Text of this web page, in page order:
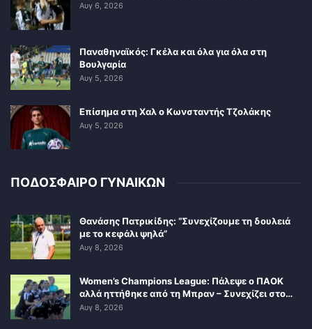
Αυγ 6, 2026
Παναθηναϊκός: Γκέλα και όλα για όλα στη
Βουλγαρία
Αυγ 5, 2026
Επίσημα στη Χαλ ο Κωνσταντής Τζολάκης
Αυγ 5, 2026
ΠΟΔΟΣΦΑΙΡΟ ΓΥΝΑΙΚΩΝ
Θανάσης Πατρικίδης: “Συνεχίζουμε τη δουλειά
με το κεφάλι ψηλά”
Αυγ 8, 2026
Women’s Champions League: Πάλεψε ο ΠΑΟΚ
αλλά ηττήθηκε από τη Μπραν – Συνεχίζει στο…
Αυγ 8, 2026